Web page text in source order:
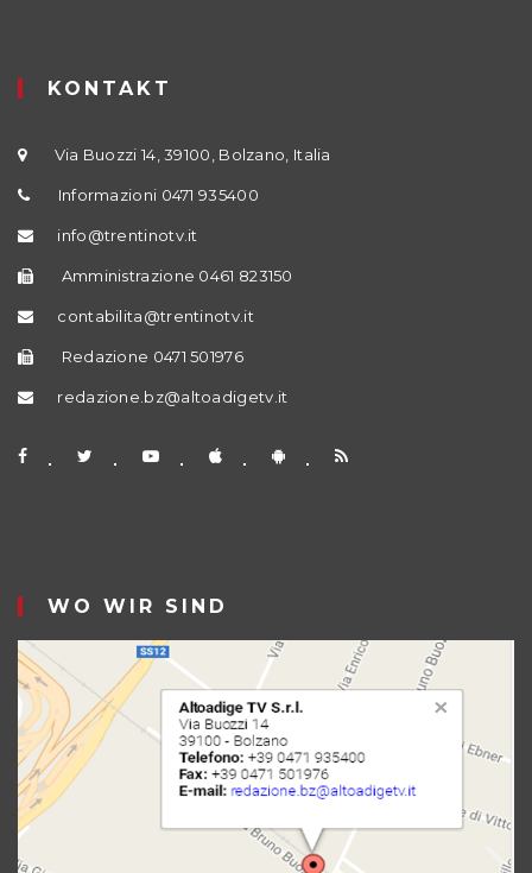
KONTAKT
Via Buozzi 14, 39100, Bolzano, Italia
Informazioni 0471 935400
info@trentinotv.it
Amministrazione 0461 823150
contabilita@trentinotv.it
Redazione 0471 501976
redazione.bz@altoadigetv.it
WO WIR SIND